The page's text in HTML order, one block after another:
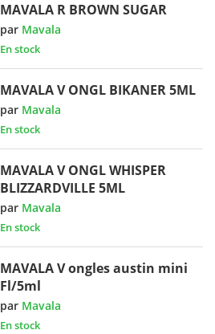
MAVALA R BROWN SUGAR
par Mavala
En stock
MAVALA V ONGL BIKANER 5ML
par Mavala
En stock
MAVALA V ONGL WHISPER
BLIZZARDVILLE 5ML
par Mavala
En stock
MAVALA V ongles austin mini
Fl/5ml
par Mavala
En stock